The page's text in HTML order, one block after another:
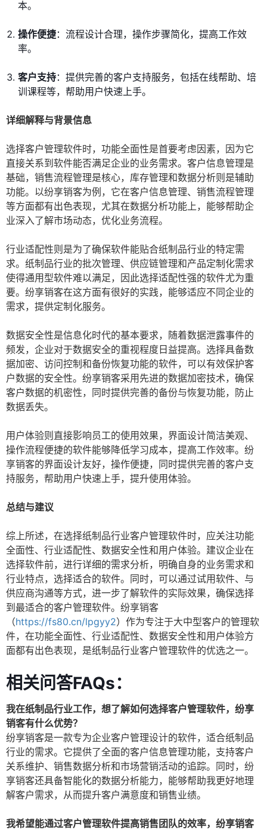
本。
操作便捷：流程设计合理，操作步骤简化，提高工作效
率。
客户支持：提供完善的客户支持服务，包括在线帮助、培
训课程等，帮助用户快速上手。
详细解释与背景信息
选择客户管理软件时，功能全面性是首要考虑因素，因为它
直接关系到软件能否满足企业的业务需求。客户信息管理是
基础，销售流程管理是核心，库存管理和数据分析则是辅助
功能。以纷享销客为例，它在客户信息管理、销售流程管理
等方面都有出色表现，尤其在数据分析功能上，能够帮助企
业深入了解市场动态，优化业务流程。
行业适配性则是为了确保软件能贴合纸制品行业的特定需
求。纸制品行业的批次管理、供应链管理和产品定制化需求
使得通用型软件难以满足，因此选择适配性强的软件尤为重
要。纷享销客在这方面有很好的实践，能够适应不同企业的
需求，提供定制化服务。
数据安全性是信息化时代的基本要求，随着数据泄露事件的
频发，企业对于数据安全的重视程度日益提高。选择具备数
据加密、访问控制和备份恢复功能的软件，可以有效保护客
户数据的安全性。纷享销客采用先进的数据加密技术，确保
客户数据的机密性，同时提供完善的备份与恢复功能，防止
数据丢失。
用户体验则直接影响员工的使用效果，界面设计简洁美观、
操作流程便捷的软件能够降低学习成本，提高工作效率。纷
享销客的界面设计友好，操作便捷，同时提供完善的客户支
持服务，帮助用户快速上手，提升使用体验。
总结与建议
综上所述，在选择纸制品行业客户管理软件时，应关注功能
全面性、行业适配性、数据安全性和用户体验。建议企业在
选择软件前，进行详细的需求分析，明确自身的业务需求和
行业特点，选择适合的软件。同时，可以通过试用软件、与
供应商沟通等方式，进一步了解软件的实际效果，确保选择
到最适合的客户管理软件。纷享销客
（https://fs80.cn/lpgyy2）作为专注于大中型客户的管理软
件，在功能全面性、行业适配性、数据安全性和用户体验方
面都有出色表现，是纸制品行业客户管理软件的优选之一。
相关问答FAQs：
我在纸制品行业工作，想了解如何选择客户管理软件，纷享
销客有什么优势？
纷享销客是一款专为企业客户管理设计的软件，适合纸制品
行业的需求。它提供了全面的客户信息管理功能，支持客户
关系维护、销售数据分析和市场营销活动的追踪。同时，纷
享销客还具备智能化的数据分析能力，能够帮助我更好地理
解客户需求，从而提升客户满意度和销售业绩。
我希望能通过客户管理软件提高销售团队的效率，纷享销客